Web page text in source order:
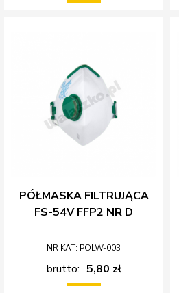
PÓŁMASKA FILTRUJĄCA
FS-54V FFP2 NR D
NR KAT: POLW-003
brutto: 5,80 zł